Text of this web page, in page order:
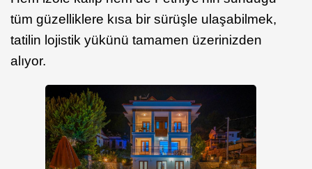
tüm güzelliklere kısa bir sürüşle ulaşabilmek,
tatilin lojistik yükünü tamamen üzerinizden
alıyor.